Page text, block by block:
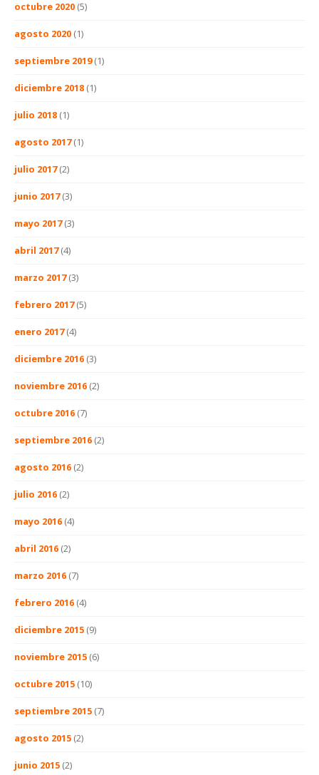
octubre 2020 (5)
agosto 2020 (1)
septiembre 2019(1)
diciembre 2018 (1)
julio 2018 (1)
agosto 2017(1)
julio 2017(2)
junio 2017(3)
mayo 2017(3)
abril 2017(4)
marzo 2017(3)
febrero 2017(5)
enero 2017(4)
diciembre 2016 (3)
noviembre 2016 (2)
octubre 2016 (7)
septiembre 2016 (2)
agosto 2016 (2)
julio 2016 (2)
mayo 2016 (4)
abril 2016 (2)
marzo 2016 (7)
febrero 2016 (4)
diciembre 2015 (9)
noviembre 2015 (6)
octubre 2015 (10)
septiembre 2015 (7)
agosto 2015 (2)
junio 2015 (2)